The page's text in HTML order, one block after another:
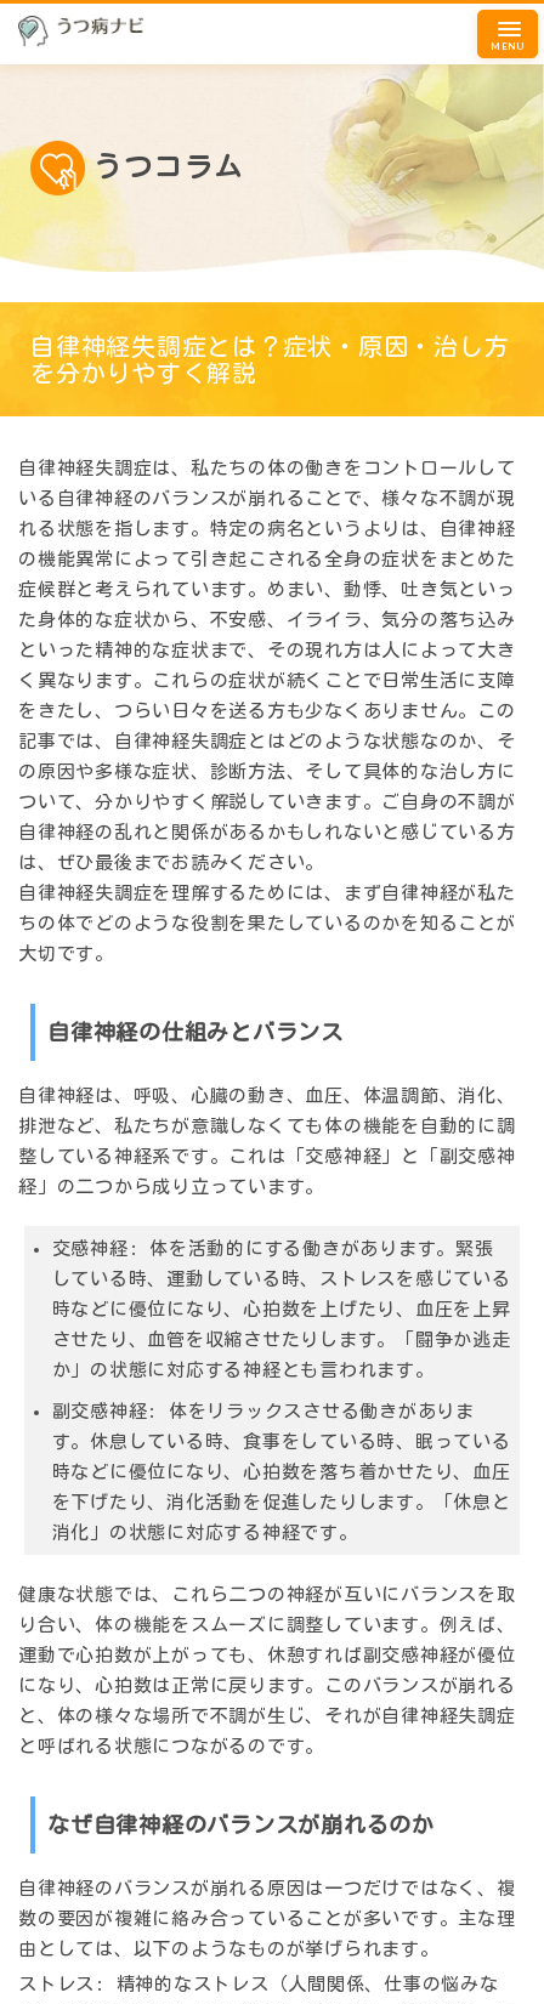
MENU
うつコラム
自律神経失調症とは？症状・原因・治し方
を分かりやすく解説
自律神経失調症は、私たちの体の働きをコントロールして
いる自律神経のバランスが崩れることで、様々な不調が現
れる状態を指します。特定の病名というよりは、自律神経
の機能異常によって引き起こされる全身の症状をまとめた
症候群と考えられています。めまい、動悸、吐き気といっ
た身体的な症状から、不安感、イライラ、気分の落ち込み
といった精神的な症状まで、その現れ方は人によって大き
く異なります。これらの症状が続くことで日常生活に支障
をきたし、つらい日々を送る方も少なくありません。この
記事では、自律神経失調症とはどのような状態なのか、そ
の原因や多様な症状、診断方法、そして具体的な治し方に
ついて、分かりやすく解説していきます。ご自身の不調が
自律神経の乱れと関係があるかもしれないと感じている方
は、ぜひ最後までお読みください。
自律神経失調症を理解するためには、まず自律神経が私た
ちの体でどのような役割を果たしているのかを知ることが
大切です。
自律神経の仕組みとバランス
自律神経は、 呼吸、心臓の動き、血圧、体温調節、消化、
排泄など、私たちが意識しなくても体の機能を自動的に調
整している神経系です。これは 「交感神経」 と
「副交感神
経」 の二つから成り立っています。
交感神経 : 体を活動的にする働きがあります。緊張
している時、運動している時、ストレスを感じている
時などに優位になり、心拍数を上げたり、血圧を上昇
させたり、血管を収縮させたりします。「闘争か逃走
か」の状態に対応する神経とも言われます。
副交感神経 : 体をリラックスさせる働きがありま
す。休息している時、食事をしている時、眠っている
時などに優位になり、心拍数を落ち着かせたり、血圧
を下げたり、消化活動を促進したりします。「休息と
消化」の状態に対応する神経です。
健康な状態では、これら二つの神経が互いにバランスを取
り合い、体の機能をスムーズに調整しています。例えば、
運動で心拍数が上がっても、休憩すれば副交感神経が優位
になり、心拍数は正常に戻ります。この バランスが崩れる
と、体の様々な場所で不調が生じ、それが自律神経失調症
と呼ばれる状態につながるのです。
なぜ自律神経のバランスが崩れるのか
自律神経のバランスが崩れる原因は一つだけではなく、 複
数の要因が複雑に絡み合っている ことが多いです。主な理
由としては、以下のようなものが挙げられます。
ストレス : 精神的なストレス（人間関係、仕事の悩みな